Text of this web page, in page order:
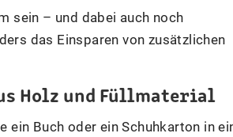
sein – und dabei auch noch
das Einsparen von zusätzlichen
Holz und Füllmaterial
Buch oder ein Schuhkarton in